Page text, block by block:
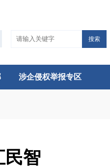
搜索
涉企侵权举报专区
民智